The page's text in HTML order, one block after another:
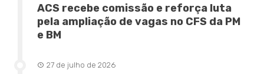
ACS recebe comissão e reforça luta
pela ampliação de vagas no CFS da PM
e BM
27 de julho de 2026